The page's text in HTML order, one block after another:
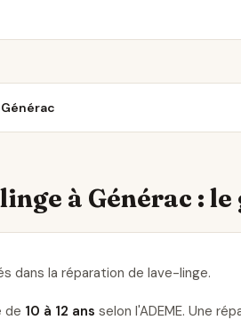
à Générac :
dans la réparation de lave-linge.
de 10 à 12 ans selon l'ADEME. Une